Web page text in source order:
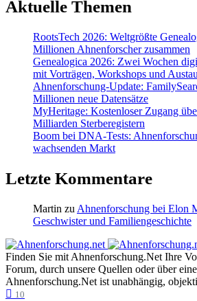
Aktuelle Themen
RootsTech 2026: Weltgrößte
Millionen Ahnenforscher zusammen
Genealogica 2026: Zwei Wochen
mit Vorträgen, Workshops und
Ahnenforschung-Update:
Millionen neue Datensätze
MyHeritage: Kostenloser Zugang
Milliarden Sterberegistern
Boom bei DNA-Tests:
wachsenden Markt
Letzte Kommentare
Martin zu Ahnenforschung bei Elon
Geschwister und Familiengeschichte
Finden Sie mit Ahnenforschung.Net Ihre
Forum, durch unsere Quellen oder über
Ahnenforschung.Net ist unabhängig,
10